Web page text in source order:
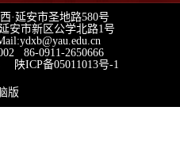
·延安市圣地路580号
安市新区公学北路1号
86-0911-2650666
陕ICP备05011013号-1
版